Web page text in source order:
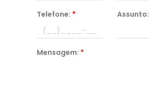
Telefone: * Assunto:
Mensagem: *